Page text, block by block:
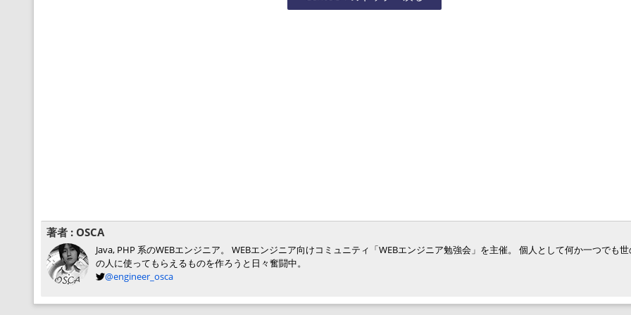
著者 : OSCA
Java, PHP 系のWEBエンジニア。 WEBエンジニア向けコミュニティ「WEBエンジニア勉強会」を主催。 個人として何か一つでも世
の人に使ってもらえるものを作ろうと日々奮闘中。
@engineer_osca